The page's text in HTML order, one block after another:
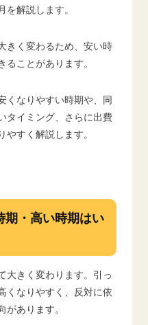
を解説します。
きく変わるため、安い時
ことがあります。
くなりやすい時期や、同
タイミング、さらに出費
やすく解説します。
期・高い時期はい
大きく変わります。引っ
くなりやすく、反対に依
があります。